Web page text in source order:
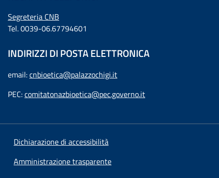
Segreteria CNB
Tel. 0039-06.67794601
INDIRIZZI DI POSTA ELETTRONICA
email:cnbioetica@palazzochigi.it
PEC:comitatonazbioetica@pec.governo.it
Dichiarazione di accessibilità
Amministrazione trasparente